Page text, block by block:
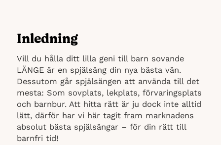
Inledning
Vill du hålla ditt lilla geni till barn sovande
LÄNGE är en spjälsäng din nya bästa vän.
Dessutom går spjälsängen att använda till det
mesta: Som sovplats, lekplats, förvaringsplats
och barnbur. Att hitta rätt är ju dock inte alltid
lätt, därför har vi här tagit fram marknadens
absolut bästa spjälsängar – för din rätt till
barnfri tid!